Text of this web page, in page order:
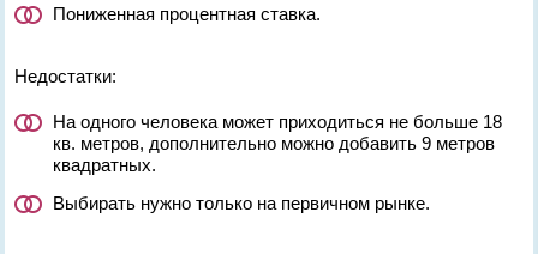
Пониженная процентная ставка.
Недостатки:
На одного человека может приходиться не больше 18
кв. метров, дополнительно можно добавить 9 метров
квадратных.
Выбирать нужно только на первичном рынке.